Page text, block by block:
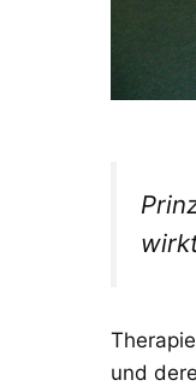
und